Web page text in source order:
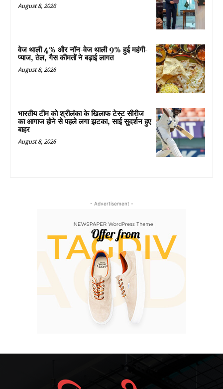
August 8, 2026
वेज थाली 4% और नॉन-वेज थाली 9% हुई महंगी-
प्याज, तेल, गैस कीमतों ने बढ़ाई लागत
August 8, 2026
भारतीय टीम को श्रीलंका के खिलाफ टेस्ट सीरीज
का आगाज होने से पहले लगा झटका, साई सुदर्शन हुए
बाहर
August 8, 2026
- Advertisement -